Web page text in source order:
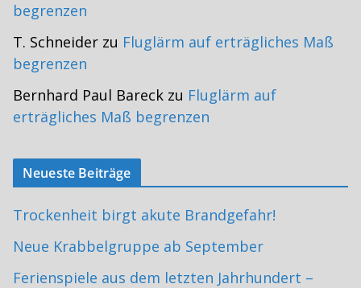
begrenzen
T. Schneider zu Fluglärm auf erträgliches Maß
begrenzen
Bernhard Paul Bareck zu Fluglärm auf
erträgliches Maß begrenzen
Neueste Beiträge
Trockenheit birgt akute Brandgefahr!
Neue Krabbelgruppe ab September
Ferienspiele aus dem letzten Jahrhundert –